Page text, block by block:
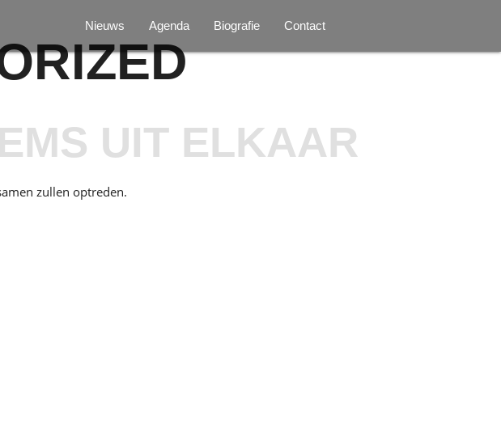
Nieuws Agenda Biografie Contact
UIT ELKAAR
zullen optreden.